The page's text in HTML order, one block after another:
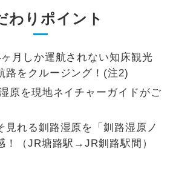
わりポイント
月しか運航されない知床観光
路をクルージング！(注2)
原を現地ネイチャーガイドがご
れる釧路湿原を「釧路湿原ノ
！（JR塘路駅→JR釧路駅間）
す。
スです。
1名様1室利用でも追加料金がかからない
コースです。
ご夫婦限定でご参加いただけるコースで
す。